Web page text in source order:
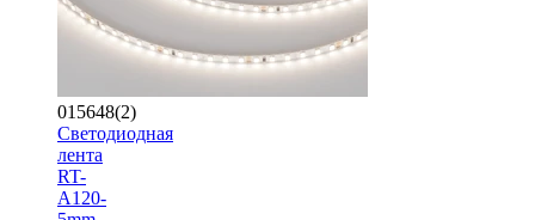
015648(2)
Светодиодная
лента
RT-
A120-